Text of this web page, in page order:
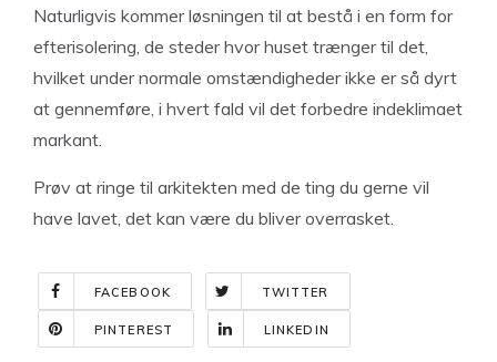
Naturligvis kommer løsningen til at bestå i en form for
efterisolering, de steder hvor huset trænger til det,
hvilket under normale omstændigheder ikke er så dyrt
at gennemføre, i hvert fald vil det forbedre indeklimaet
markant.
Prøv at ringe til arkitekten med de ting du gerne vil
have lavet, det kan være du bliver overrasket.
FACEBOOK TWITTER
PINTEREST LINKEDIN